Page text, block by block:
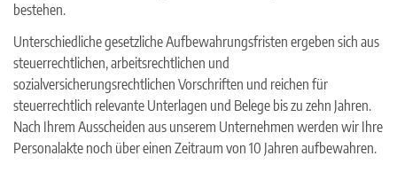
bestehen.
Unterschiedliche gesetzliche Aufbewahrungsfristen ergeben sich aus
steuerrechtlichen, arbeitsrechtlichen und
sozialversicherungsrechtlichen Vorschriften und reichen für
steuerrechtlich relevante Unterlagen und Belege bis zu zehn Jahren.
Nach Ihrem Ausscheiden aus unserem Unternehmen werden wir Ihre
Personalakte noch über einen Zeitraum von 10 Jahren aufbewahren.